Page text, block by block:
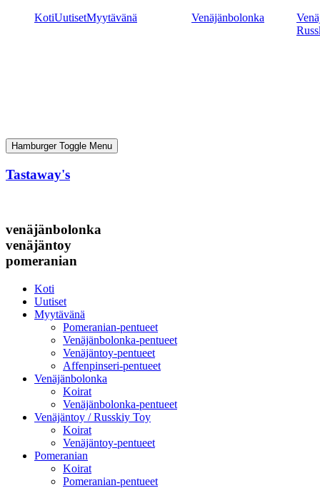
KotiUutisetMyytävänä Venäjänbolonka
Hamburger Toggle Menu
Tastaway's
venäjänbolonka
venäjäntoy
pomeranian
Koti
Uutiset
Myytävänä
Pomeranian-pentueet
Venäjänbolonka-pentueet
Venäjäntoy-pentueet
Affenpinseri-pentueet
Venäjänbolonka
Koirat
Venäjänbolonka-pentueet
Venäjäntoy / Russkiy Toy
Koirat
Venäjäntoy-pentueet
Pomeranian
Koirat
Pomeranian-pentueet